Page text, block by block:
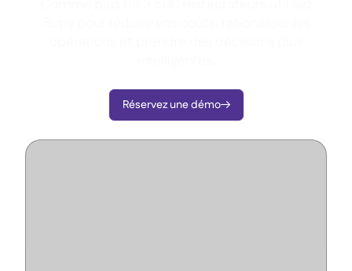
Réservez une démo